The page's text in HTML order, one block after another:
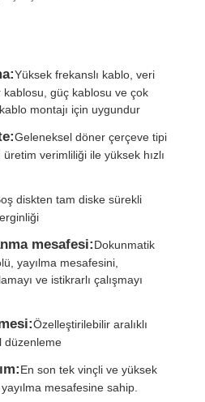
Yüksek frekanslı kablo, veri
kablosu, güç kablosu ve çok
montajı için uygundur
Geleneksel döner çerçeve tipi
verimliliği ile yüksek hızlı
diskten tam diske sürekli
mesafesi:Dokunmatik
yayılma mesafesini,
ve istikrarlı çalışmayı
Özelleştirilebilir aralıklı
düzenleme
En son tek vinçli ve yüksek
mesafesine sahip.